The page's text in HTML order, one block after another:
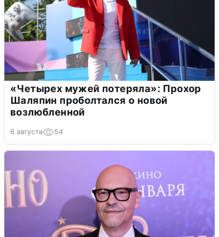
«Четырех мужей потеряла»: Прохор
Шаляпин проболтался о новой
возлюбленной
6 августа 54